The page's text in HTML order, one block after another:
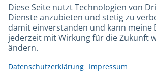
Rechtliches und Kontakt
Barrierefreiheit
Leichte Sprache
Gebärdensprache